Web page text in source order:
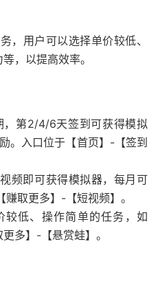
，用户可以选择单价较低、
，以提高效率。
，第2/4/6天签到可获得模拟
。入口位于【首页】-【签到
频即可获得模拟器，每月可
取更多】-【短视频】。
较低、操作简单的任务，如
多】-【悬赏蛙】。